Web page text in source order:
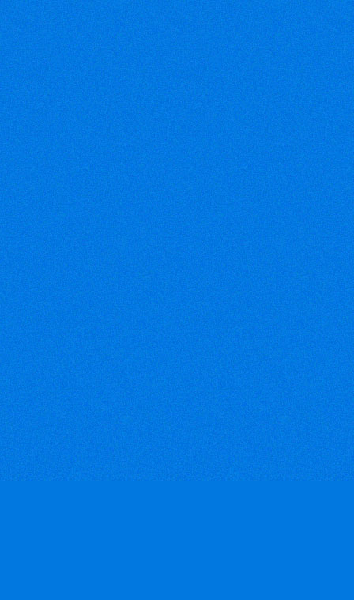
366809028
Fax: 08-38116004
Email:
vinhloithong@gmail.com
chihung1868@gmail.com
(VEN) - VTG
lãm quốc tế
ngành công
may Việt Nam – sự kiện lớn
nhất của ngành công nghiệp
dệt may quốc tế tại Việt
Nam, sẽ được tổ chức từ
ngày 21 - 24/11/2012 tại
Trung tâm Hội chợ và Triển
lãm Sài Gòn (SECC).
(Petrotimes)
Bộ Công
may của quý I/2012 khó khăn
hơn so với cùng kỳ năm
trước. Các đơn hàng xuất
khẩu đang bị giảm ở 3 thị
trường chính là Mỹ, Nhật và
châu Âu. Tuy nhiên hàng dệt
may vẫn có kim ngạch xuất
khẩu lớn nhất trong số các